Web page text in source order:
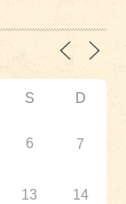
S D
6 7
13 14